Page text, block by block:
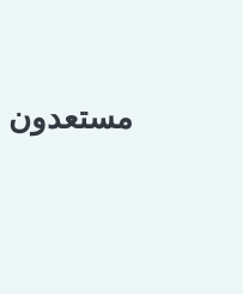
مستعدون